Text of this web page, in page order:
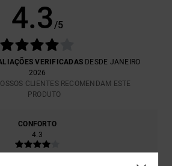
4.3/5
VERIFICADAS DESDE JANEIRO
2026
CLIENTES RECOMENDAM ESTE
PRODUTO
CONFORTO
4.3